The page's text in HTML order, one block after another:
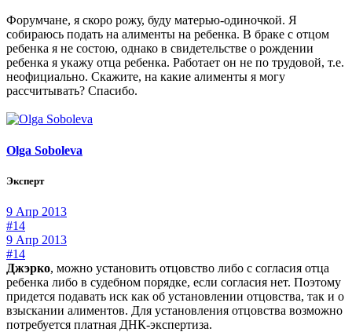
Форумчане, я скоро рожу, буду матерью-одиночкой. Я
собираюсь подать на алименты на ребенка. В браке с отцом
ребенка я не состою, однако в свидетельстве о рождении
ребенка я укажу отца ребенка. Работает он не по трудовой, т.е.
неофициально. Скажите, на какие алименты я могу
рассчитывать? Спасибо.
Olga Soboleva
Эксперт
9 Апр 2013
#14
9 Апр 2013
#14
Джэрко, можно установить отцовство либо с согласия отца
ребенка либо в судебном порядке, если согласия нет. Поэтому
придется подавать иск как об установлении отцовства, так и о
взыскании алиментов. Для установления отцовства возможно
потребуется платная ДНК-экспертиза.